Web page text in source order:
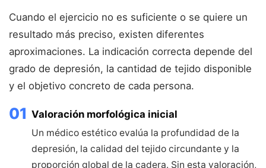
Cuando el ejercicio no es suficiente o se quiere un
resultado más preciso, existen diferentes
aproximaciones. La indicación correcta depende del
grado de depresión, la cantidad de tejido disponible
y el objetivo concreto de cada persona.
01 Valoración morfológica inicial
Un médico estético evalúa la profundidad de la
depresión, la calidad del tejido circundante y la
proporción global de la cadera. Sin esta valoración,